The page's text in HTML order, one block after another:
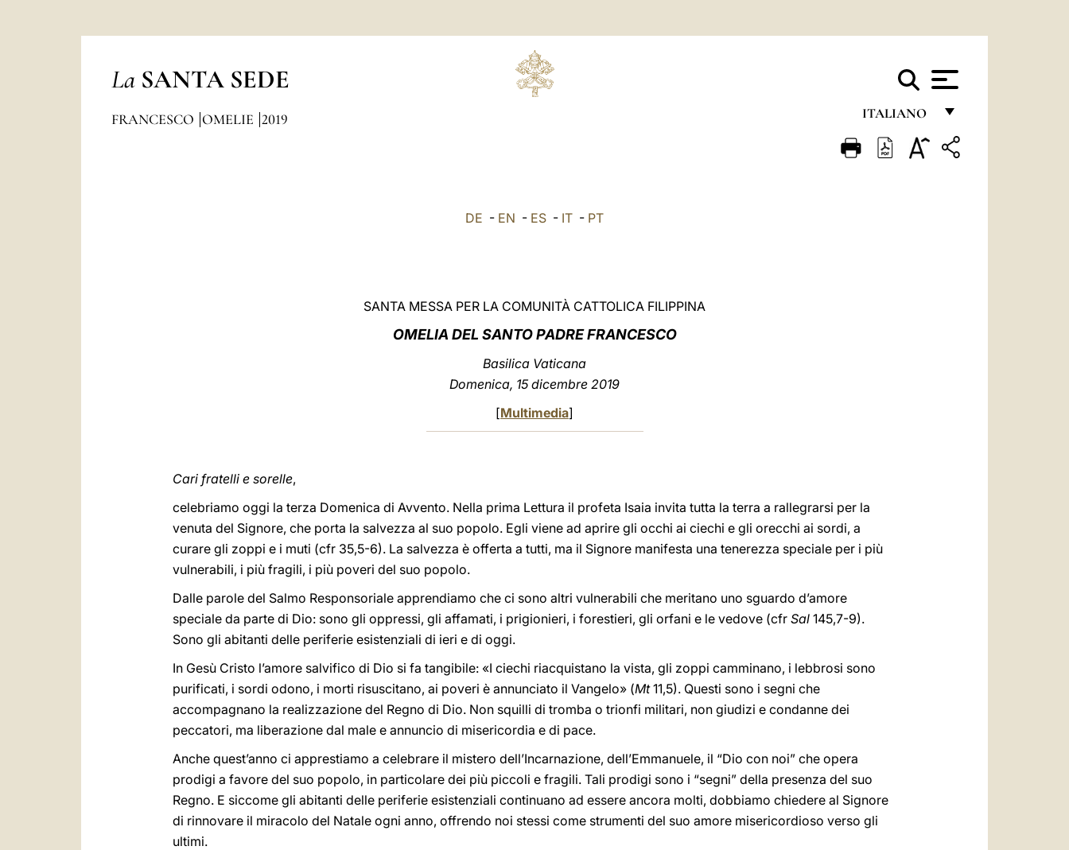
La SANTA SEDE
ITALIANO
FRANÇAIS
FRANCESCO OMELIE 2019
DE - EN - ES - IT - PT
SANTA MESSA PER LA COMUNITÀ CATTOLICA FILIPPINA
OMELIA DEL SANTO PADRE FRANCESCO
Basilica Vaticana
Domenica, 15 dicembre 2019
[Multimedia]
Cari fratelli e sorelle,
celebriamo oggi la terza Domenica di Avvento. Nella prima Lettura il profeta Isaia invita tutta la terra a rallegrarsi per la
venuta del Signore, che porta la salvezza al suo popolo. Egli viene ad aprire gli occhi ai ciechi e gli orecchi ai sordi, a
curare gli zoppi e i muti (cfr 35,5-6). La salvezza è offerta a tutti, ma il Signore manifesta una tenerezza speciale per i più
vulnerabili, i più fragili, i più poveri del suo popolo.
Dalle parole del Salmo Responsoriale apprendiamo che ci sono altri vulnerabili che meritano uno sguardo d’amore
speciale da parte di Dio: sono gli oppressi, gli affamati, i prigionieri, i forestieri, gli orfani e le vedove (cfr Sal 145,7-9).
Sono gli abitanti delle periferie esistenziali di ieri e di oggi.
In Gesù Cristo l’amore salvifico di Dio si fa tangibile: «I ciechi riacquistano la vista, gli zoppi camminano, i lebbrosi sono
purificati, i sordi odono, i morti risuscitano, ai poveri è annunciato il Vangelo» (Mt11,5). Questi sono i segni che
accompagnano la realizzazione del Regno di Dio. Non squilli di tromba o trionfi militari, non giudizi e condanne dei
peccatori, ma liberazione dal male e annuncio di misericordia e di pace.
Anche quest’anno ci apprestiamo a celebrare il mistero dell’Incarnazione, dell’Emmanuele, il “Dio con noi” che opera
prodigi a favore del suo popolo, in particolare dei più piccoli e fragili. Tali prodigi sono i “segni” della presenza del suo
Regno. E siccome gli abitanti delle periferie esistenziali continuano ad essere ancora molti, dobbiamo chiedere al Signore
di rinnovare il miracolo del Natale ogni anno, offrendo noi stessi come strumenti del suo amore misericordioso verso gli
ultimi.